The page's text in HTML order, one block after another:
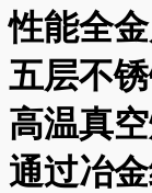
性能全
五层不
高温真
通过冶